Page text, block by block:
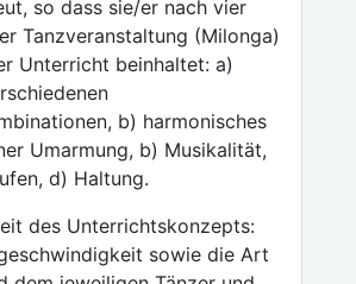
so dass sie/er nach vier
Tanzveranstaltung (Milonga)
Unterricht beinhaltet: a)
b) harmonisches
Umarmung, b) Musikalität,
d) Haltung.
des Unterrichtskonzepts:
sowie die Art